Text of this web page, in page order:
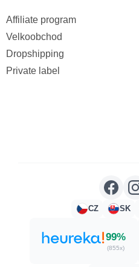
Affiliate program
Velkoobchod
Dropshipping
Private label
CZ SK
99%
(855x)